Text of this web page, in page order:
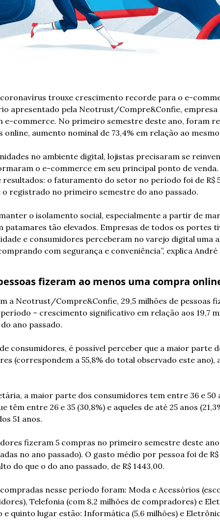
coronavírus trouxe crescimento recorde para o e-
apresentado pela Neotrust/Compre&Confie, empresa
e-commerce. No primeiro semestre deste ano, foram
online, aumento nominal de 73,4% em relação ao
no ambiente digital, lojistas precisaram se
o e-commerce em seu principal ponto de venda.
o faturamento do setor no período foi de R$
o registrado no primeiro semestre do ano passado.
manter o isolamento social, especialmente a partir de
patamares tão elevados. Empresas de todos os portes
e consumidores perceberam no varejo digital uma
com segurança e conveniência”, explica André
fizeram ao menos uma compra
a Neotrust/Compre&Confie, 29,5 milhões de pessoas
– crescimento significativo em relação aos 19,7
ano passado.
consumidores, é possível perceber que a maior parte
(correspondem a 55,8% do total observado este ano),
a maior parte dos consumidores tem entre 36 e 50
têm entre 26 e 35 (30,8%) e aqueles de até 25 anos
51 anos.
fizeram 5 compras no primeiro semestre deste
no ano passado). O gasto médio por pessoa foi de
do que o do ano passado, de R$ 1443,00.
nesse período foram: Moda e Acessórios
Telefonia (com 8,2 milhões de compradores) e
e quinto lugar estão: Informática (5,6 milhões) e